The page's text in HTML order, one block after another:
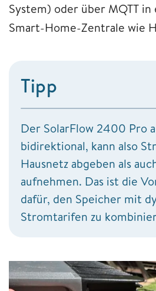
System) oder über MQTT
Smart-Home-Zentrale wie
Tipp
Der SolarFlow 2400 Pro
bidirektional, kann also
Hausnetz abgeben als
aufnehmen. Das ist die
dafür, den Speicher mit
Stromtarifen zu